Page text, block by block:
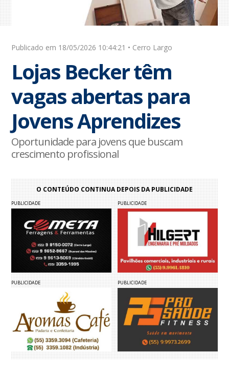
Publicado em 18/05/2026 10:44:21 • Cerro Largo
Lojas Becker têm
vagas abertas para
Jovens Aprendizes
Oportunidade para jovens que buscam
crescimento profissional
O CONTEÚDO CONTINUA DEPOIS DA PUBLICIDADE
PUBLICIDADE PUBLICIDADE
PUBLICIDADE PUBLICIDADE